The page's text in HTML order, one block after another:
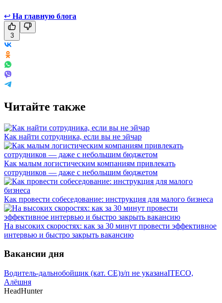
↩ На главную блога
3
Читайте также
Как найти сотрудника, если вы не эйчар
Как малым логистическим компаниям привлекать
сотрудников — даже с небольшим бюджетом
Как провести собеседование: инструкция для малого бизнеса
На высоких скоростях: как за 30 минут провести эффективное
интервью и быстро закрыть вакансию
Вакансии дня
Водитель-дальнобойщик (кат. CE)з/п не указанаITECO,
Алёшня
HeadHunter